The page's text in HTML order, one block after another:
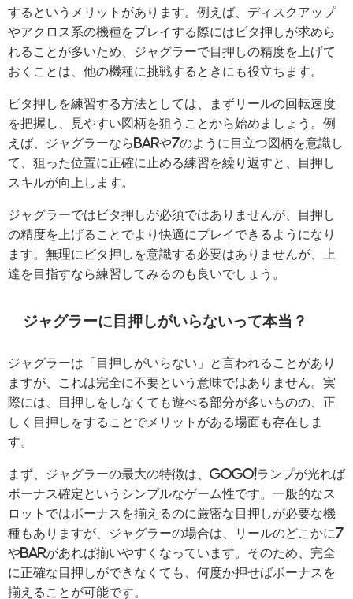
するというメリットがあります。例えば、ディスクアップ
やアクロス系の機種をプレイする際にはビタ押しが求めら
れることが多いため、ジャグラーで目押しの精度を上げて
おくことは、他の機種に挑戦するときにも役立ちます。
ビタ押しを練習する方法としては、まずリールの回転速度
を把握し、見やすい図柄を狙うことから始めましょう。例
えば、ジャグラーならBARや7のように目立つ図柄を意識し
て、狙った位置に正確に止める練習を繰り返すと、目押し
スキルが向上します。
ジャグラーではビタ押しが必須ではありませんが、目押し
の精度を上げることでより快適にプレイできるようになり
ます。無理にビタ押しを意識する必要はありませんが、上
達を目指すなら練習してみるのも良いでしょう。
ジャグラーに目押しがいらないって本当？
ジャグラーは「目押しがいらない」と言われることがあり
ますが、これは完全に不要という意味ではありません。実
際には、目押しをしなくても遊べる部分が多いものの、正
しく目押しをすることでメリットがある場面も存在しま
す。
まず、ジャグラーの最大の特徴は、GOGO!ランプが光れば
ボーナス確定というシンプルなゲーム性です。一般的なス
ロットではボーナスを揃えるのに厳密な目押しが必要な機
種もありますが、ジャグラーの場合は、リールのどこかに7
やBARがあれば揃いやすくなっています。そのため、完全
に正確な目押しができなくても、何度か押せばボーナスを
揃えることが可能です。